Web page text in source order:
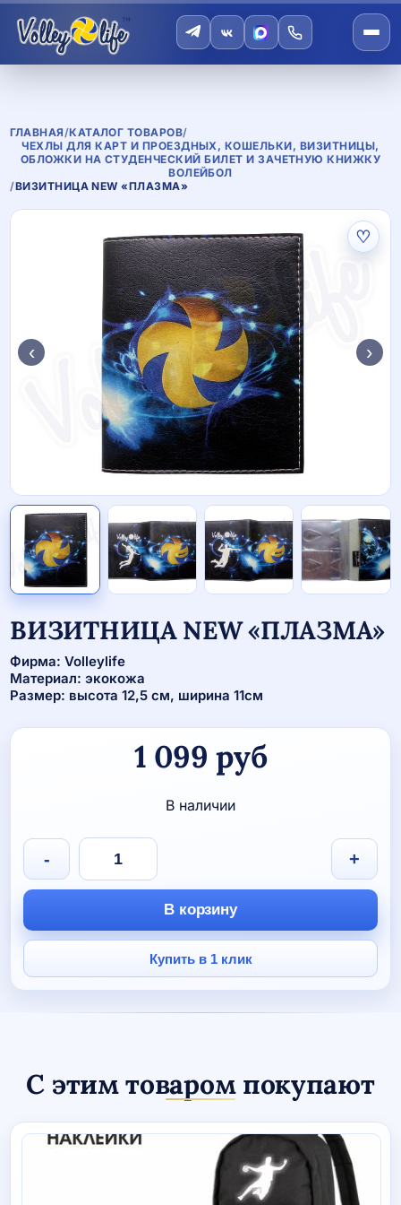
ГЛАВНАЯ/КАТАЛОГ ТОВАРОВ/
ЧЕХЛЫ ДЛЯ КАРТ И ПРОЕЗДНЫХ, КОШЕЛЬКИ, ВИЗИТНИЦЫ,
ОБЛОЖКИ НА СТУДЕНЧЕСКИЙ БИЛЕТ И ЗАЧЕТНУЮ КНИЖКУ
ВОЛЕЙБОЛ
/ВИЗИТНИЦА NEW «ПЛАЗМА»
♡
‹ ›
ВИЗИТНИЦА NEW «ПЛАЗМА»
Фирма: Volleylife
Материал: экокожа
Размер: высота 12,5 см, ширина 11см
1 099руб
В наличии
Количество
товара
Визитница
NEW
- +
В корзину
Купить в 1 клик
С этим товаром покупают